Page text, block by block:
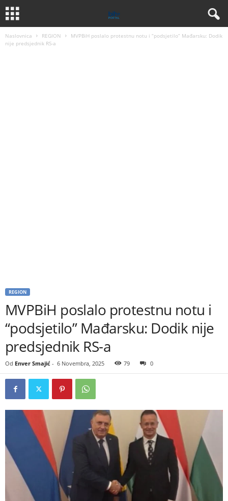
Naslovnica REGION
MVPBiH poslalo protestnu notu i “podsjetilo” Mađarsku: Dodik
nije predsjednik RS-a
REGION
MVPBiH poslalo protestnu notu i
“podsjetilo” Mađarsku: Dodik nije
predsjednik RS-a
Od Enver Smajić - 6 Novembra, 2025 79 0